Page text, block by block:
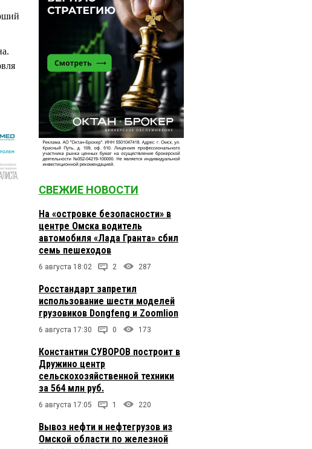
СВЕЖИЕ НОВОСТИ
На «островке безопасности» в
центре Омска водитель
автомобиля «Лада Гранта» сбил
семь пешеходов
6 августа 18:02 2 287
Росстандарт запретил
использование шести моделей
грузовиков Dongfeng и Zoomlion
6 августа 17:30 0 173
Константин СУВОРОВ построит в
Дружино центр
сельскохозяйственной техники
за 564 млн руб.
6 августа 17:05 1 220
Вывоз нефти и нефтегрузов из
Омской области по железной